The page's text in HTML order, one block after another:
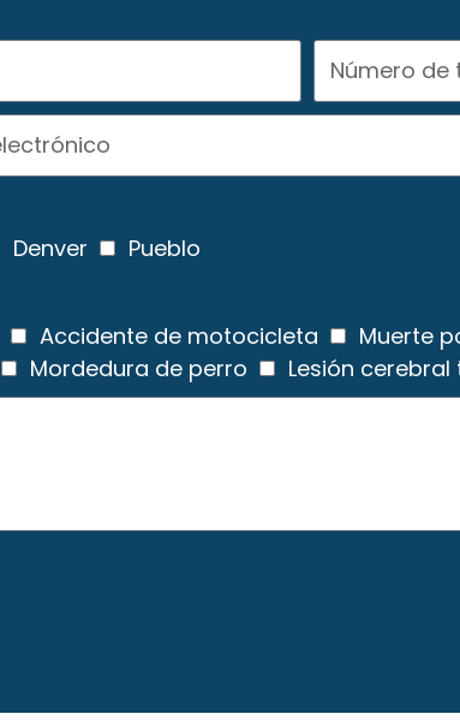
Denver
Pueblo
Accidente de motocicleta Muerte
Mordedura de perro Lesión